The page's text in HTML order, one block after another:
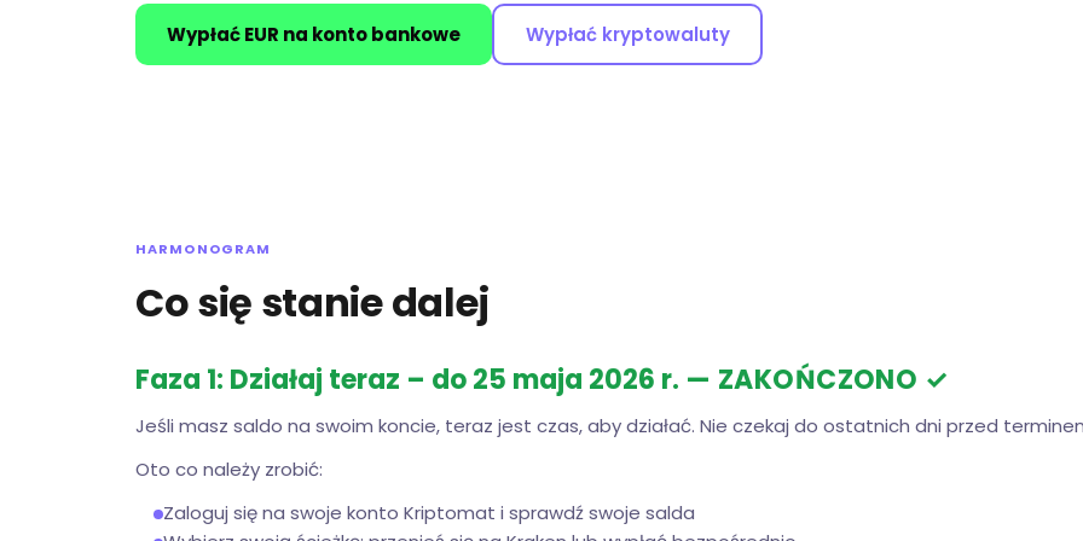
Wypłać EUR na konto bankowe Wypłać kryptowaluty
HARMONOGRAM
Co się stanie dalej
Faza 1: Działaj teraz – do 25 maja 2026 r. — ZAKOŃCZONO ✓
Jeśli masz saldo na swoim koncie, teraz jest czas, aby działać. Nie czekaj do ostatnich dni przed
Oto co należy zrobić:
Zaloguj się na swoje konto Kriptomat i sprawdź swoje salda